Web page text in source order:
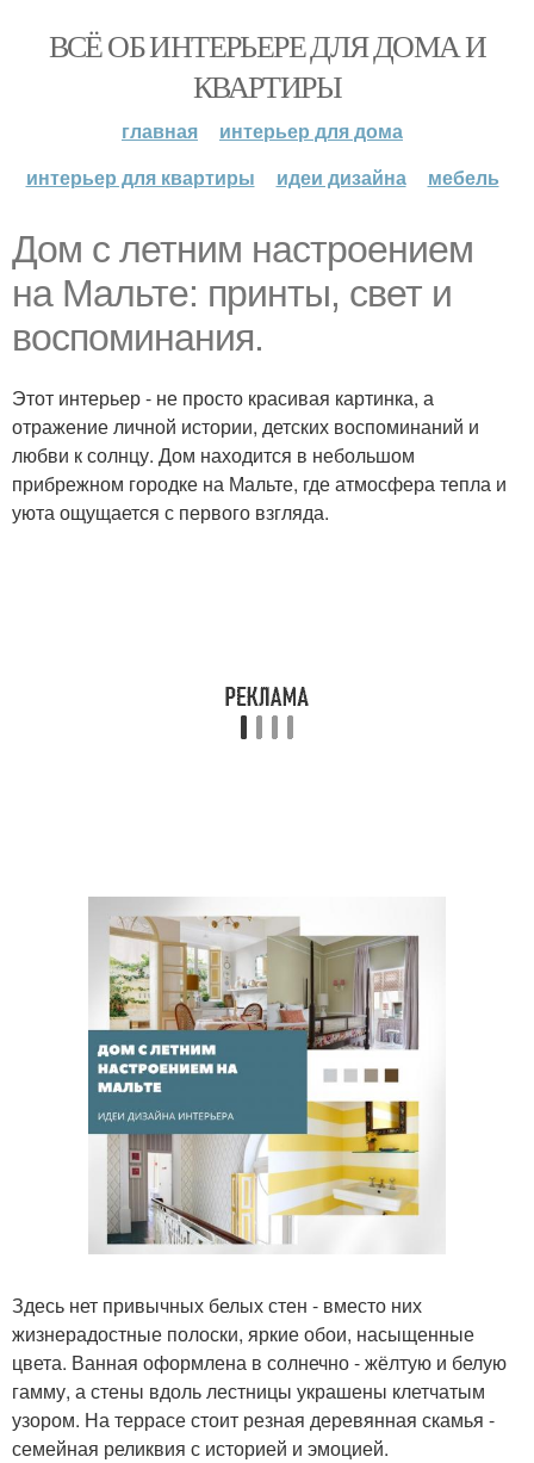
ВСЁ ОБ ИНТЕРЬЕРЕ ДЛЯ ДОМА И
КВАРТИРЫ
главная
интерьер для дома
интерьер для квартиры
идеи дизайна мебель
Дом с летним настроением
на Мальте: принты, свет и
воспоминания.
Этот интерьер - не просто красивая картинка, а
отражение личной истории, детских воспоминаний и
любви к солнцу. Дом находится в небольшом
прибрежном городке на Мальте, где атмосфера тепла и
уюта ощущается с первого взгляда.
Здесь нет привычных белых стен - вместо них
жизнерадостные полоски, яркие обои, насыщенные
цвета. Ванная оформлена в солнечно - жёлтую и белую
гамму, а стены вдоль лестницы украшены клетчатым
узором. На террасе стоит резная деревянная скамья -
семейная реликвия с историей и эмоцией.